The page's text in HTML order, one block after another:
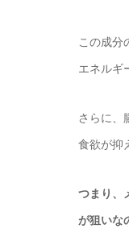
この成分
エネルギ
さらに、
食欲が抑
つまり、
が狙いな